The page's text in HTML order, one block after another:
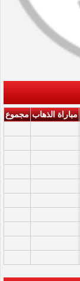
مباراة الذهاب مجموع